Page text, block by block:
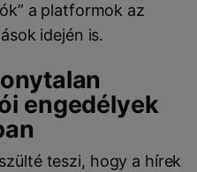
a platformok az
idején is.
engedélyek
teszi, hogy a hírek